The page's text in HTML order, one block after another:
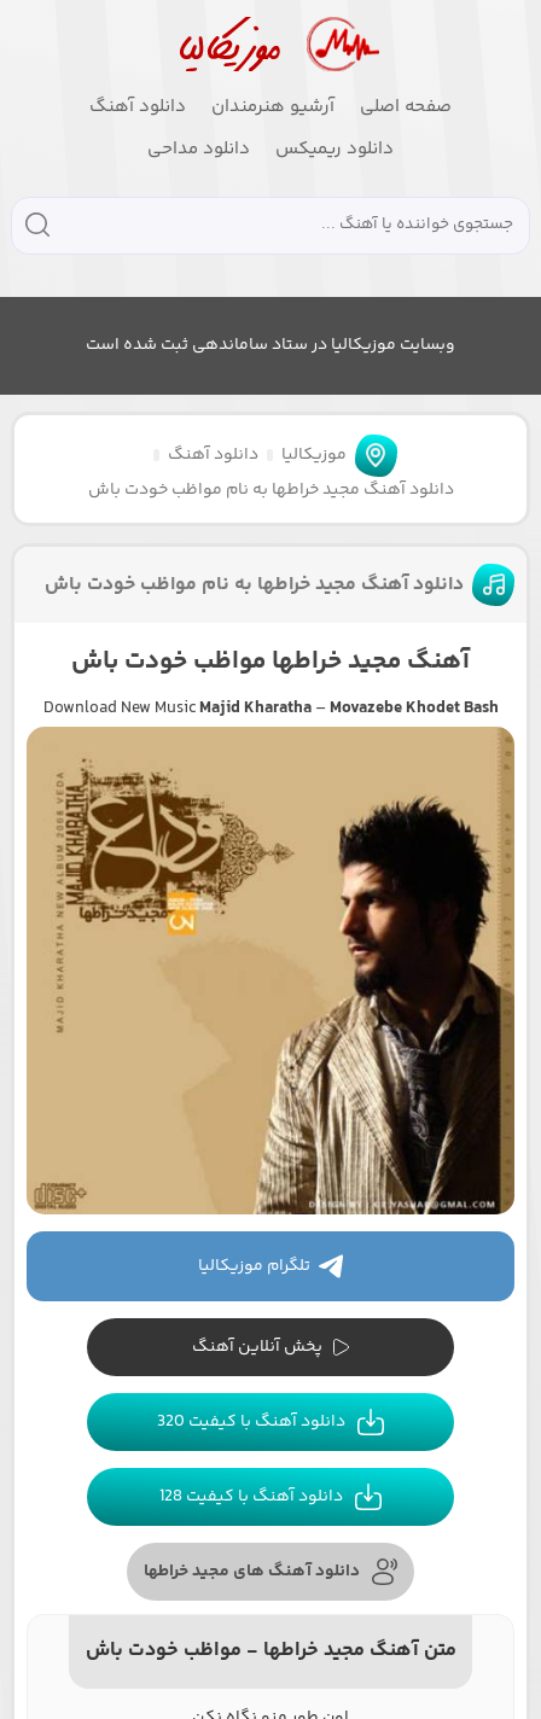
صفحه اصلی آرشیو هنرمندان
دانلود آهنگ
دانلود ریمیکس
دانلود مداحی
وبسایت موزیکالیا در ستاد ساماندهی ثبت شده است
موزیکالیا
دانلود آهنگ
دانلود آهنگ مجید خراطها به نام مواظب خودت باش
دانلود آهنگ مجید خراطها به نام مواظب خودت باش
آهنگ مجید خراطها مواظب خودت باش
Download New MusicMajid Kharatha– Movazebe Khodet Bash
تلگرام موزیکالیا
پخش آنلاین آهنگ
دانلود آهنگ با کیفیت 320
دانلود آهنگ با کیفیت 128
دانلود آهنگ های مجید خراطها
متن آهنگ مجید خراطها - مواظب خودت باش